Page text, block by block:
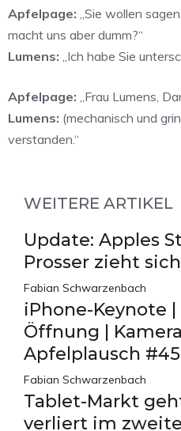
Apfelpage: „Sie wollen
macht uns aber dumm?“
Lumens: „Ich habe Sie
Apfelpage: „Frau Lumens,
Lumens: (mechanisch und
verstanden.“
WEITERE ARTIKEL
Update: Apples
Prosser zieht sich
Fabian Schwarzenbach
iPhone-Keynote
Öffnung |
Apfelplausch
Fabian Schwarzenbach
Tablet-Markt
verliert im